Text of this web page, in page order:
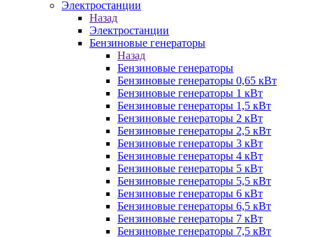
Электростанции
Назад
Электростанции
Бензиновые генераторы
Назад
Бензиновые генераторы
Бензиновые генераторы 0,65 кВт
Бензиновые генераторы 1 кВт
Бензиновые генераторы 1,5 кВт
Бензиновые генераторы 2 кВт
Бензиновые генераторы 2,5 кВт
Бензиновые генераторы 3 кВт
Бензиновые генераторы 4 кВт
Бензиновые генераторы 5 кВт
Бензиновые генераторы 5,5 кВт
Бензиновые генераторы 6 кВт
Бензиновые генераторы 6,5 кВт
Бензиновые генераторы 7 кВт
Бензиновые генераторы 7,5 кВт